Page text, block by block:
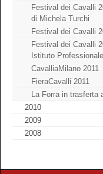
Festival dei Cavalli
di Michela Turchi
Festival dei Cavalli
Festival dei Cavalli
Istituto
CavalliaMilano 2011
FieraCavalli 2011
La Forra in trasferta
2010
2009
2008